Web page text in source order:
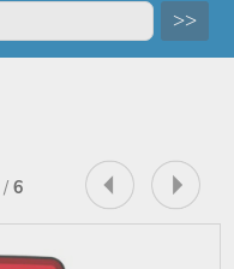
>>
/ 6